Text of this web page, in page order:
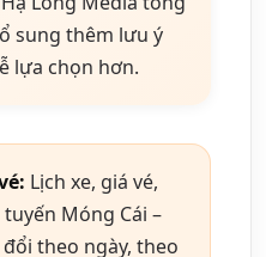
sung thêm lưu ý
lựa chọn hơn.
Lịch xe, giá vé,
Móng Cái –
theo ngày, theo